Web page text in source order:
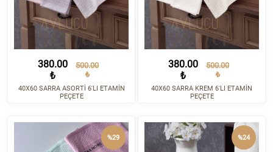
380.00
₺
500.00
₺
40X60 SARRA ASORTİ 6'LI ETAMİN
PEÇETE
380.00
₺
500.00
₺
40X60 SARRA KREM 6'LI ETAMİN
PEÇETE
%29 %24